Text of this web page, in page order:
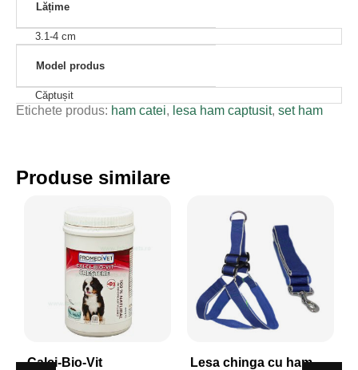
Lățime
3.1-4 cm
Model produs
Căptușit
Etichete produs: ham catei, lesa ham captusit, set ham
Produse similare
Lesa chinga cu ham
Lesa lant metalic 3,5